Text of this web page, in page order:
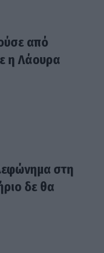
από
η Λάουρα
στη
δε θα